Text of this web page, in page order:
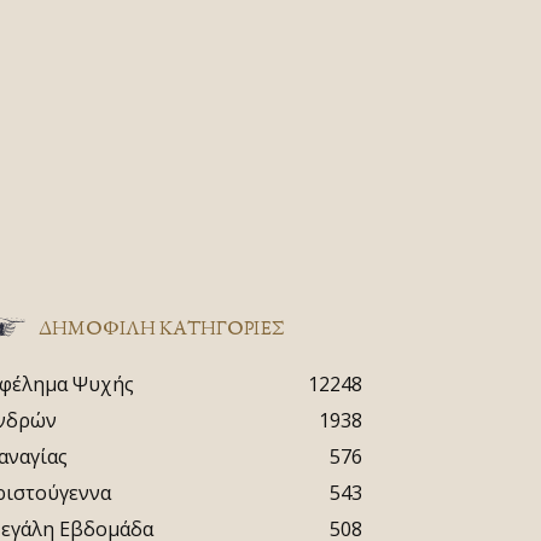
ΔΗΜΟΦΙΛΗ ΚΑΤΗΓΟΡΙΕΣ
Ψυχής
12248
1938
576
543
Εβδομάδα
508